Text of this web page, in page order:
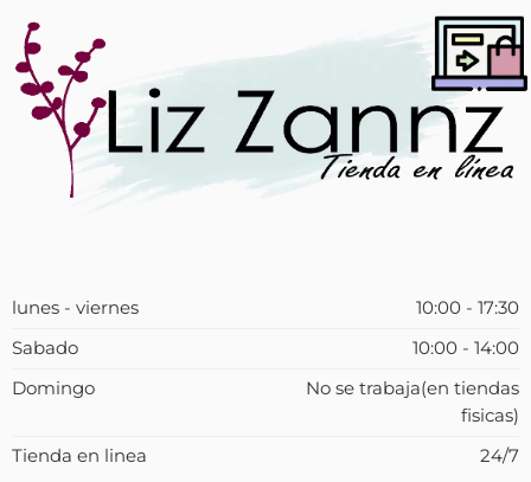
lunes - viernes
10:00 - 17:30
Sabado
10:00 - 14:00
Domingo
No se trabaja(en tiendas
fisicas)
Tienda en linea
24/7